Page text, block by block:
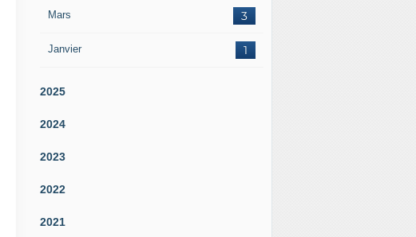
Mars 3
Janvier 1
2025
2024
2023
2022
2021